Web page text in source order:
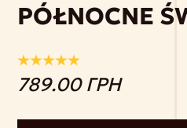
PÓŁNOCNE
789.00 ГРН